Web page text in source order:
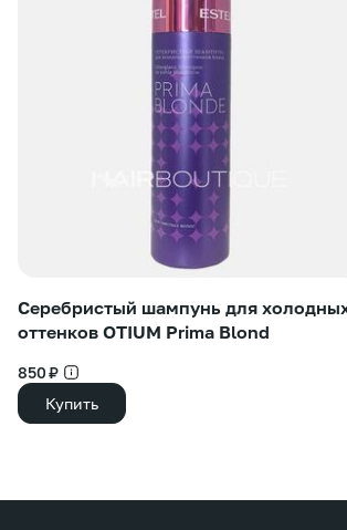
Серебристый шампунь для
оттенков OTIUM Prima Blond
850 ₽
Купить